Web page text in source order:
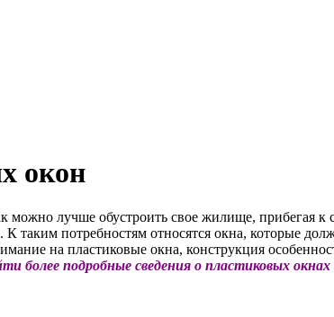
окон
можно лучше обустроить свое жилище, прибегая
таким потребностям относятся окна, которые
на пластиковые окна, конструкция
более подробные сведения о пластиковых